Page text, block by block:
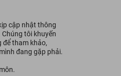
cập nhật thông
tôi khuyến
để tham khảo,
đang gặp phải.